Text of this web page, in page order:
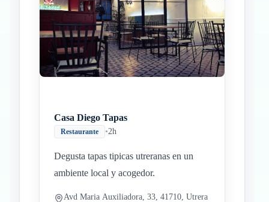
Casa Diego Tapas
Restaurante •2h
Degusta tapas tipicas utreranas en un
ambiente local y acogedor.
Avd Maria Auxiliadora, 33, 41710, Utrera